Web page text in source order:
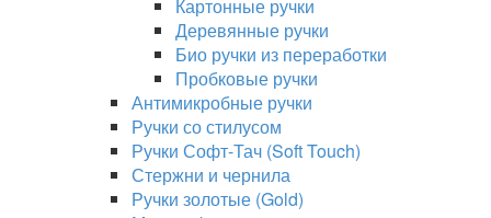
Картонные ручки
Деревянные ручки
Био ручки из переработки
Пробковые ручки
Антимикробные ручки
Ручки со стилусом
Ручки Софт-Тач (Soft Touch)
Стержни и чернила
Ручки золотые (Gold)